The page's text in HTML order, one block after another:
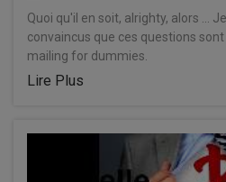
Quoi qu'il en soit, alrighty, alors ...
convaincus que ces questions
mailing for dummies.
Lire Plus